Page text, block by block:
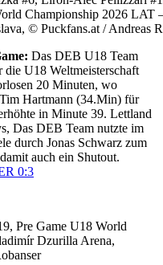
Championship 2026 LAT
© Puckfans.at / Andreas
Das DEB U18 Team
die U18 Weltmeisterschaft
20 Minuten, wo
Hartmann (34.Min) für
in Minute 39. Lettland
Das DEB Team nutzte im
durch Jonas Schwarz zum
auch ein Shutout.
0:3
Pre Game U18 World
Dzurilla Arena,